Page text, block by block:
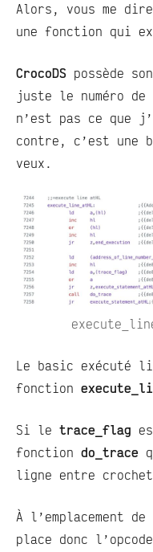
Alors, vous me
une fonction qui
CrocoDS possède
juste le numéro
n’est pas ce que
contre, c’est une
veux.
Le basic exécuté
fonction
Si le trace_flag
fonction do_trace
ligne entre
À l’emplacement
place donc